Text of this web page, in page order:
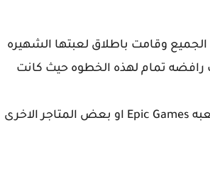
رافضه تمام لهذه الخطوه حيث كانت
متجر Epic Game Launcher التوفر على الموقع الرسمى للعبه Epic Games او بعض المتاجر الاخرى